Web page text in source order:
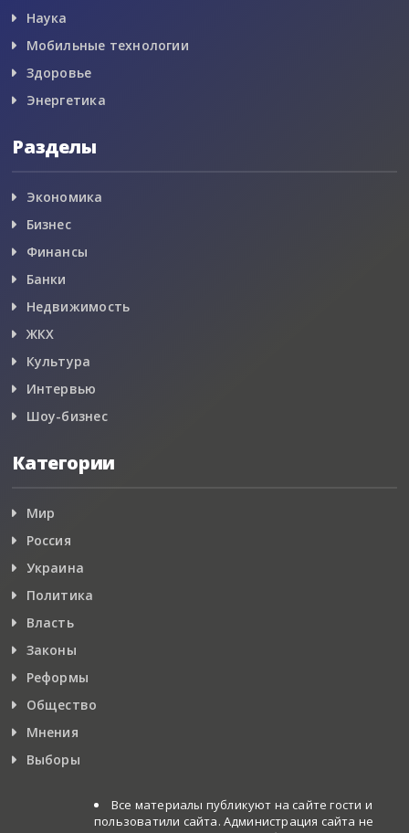
Наука
Мобильные технологии
Здоровье
Энергетика
Разделы
Экономика
Бизнес
Финансы
Банки
Недвижимость
ЖКХ
Культура
Интервью
Шоу-бизнес
Категории
Мир
Россия
Украина
Политика
Власть
Законы
Реформы
Общество
Мнения
Выборы
Все материалы публикуют на сайте гости и
пользоватили сайта. Администрация сайта не